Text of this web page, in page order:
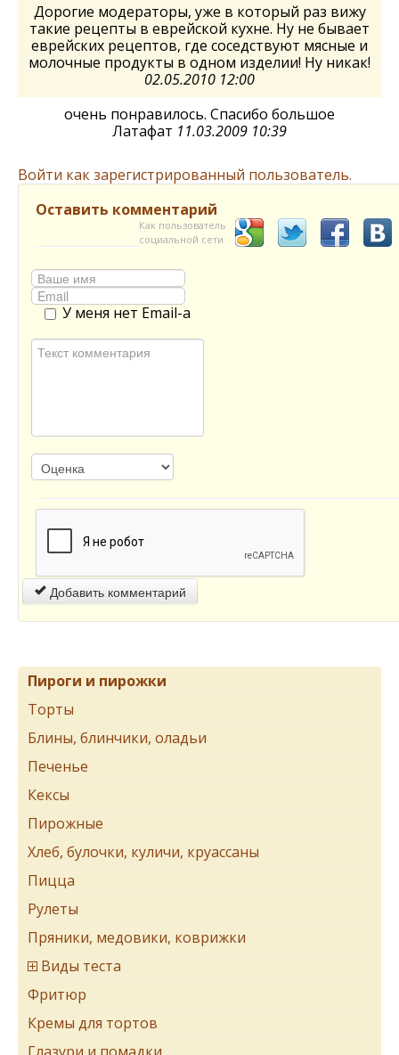
Дорогие модераторы, уже в который раз вижу
такие рецепты в еврейской кухне. Ну не бывает
еврейских рецептов, где соседствуют мясные и
молочные продукты в одном изделии! Ну никак!
02.05.2010 12:00
очень понравилось. Спасибо большое
Латафат 11.03.2009 10:39
Войти как зарегистрированный пользователь.
Оставить комментарий
Как пользователь
социальной сети
У меня нет Email-а
Добавить комментарий
Пироги и пирожки
Торты
Блины, блинчики, оладьи
Печенье
Кексы
Пирожные
Хлеб, булочки, куличи, круассаны
Пицца
Рулеты
Пряники, медовики, коврижки
Виды теста
Фритюр
Кремы для тортов